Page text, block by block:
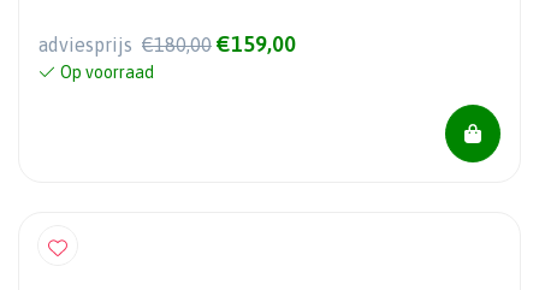
adviesprijs €180,00 €159,00
Op voorraad